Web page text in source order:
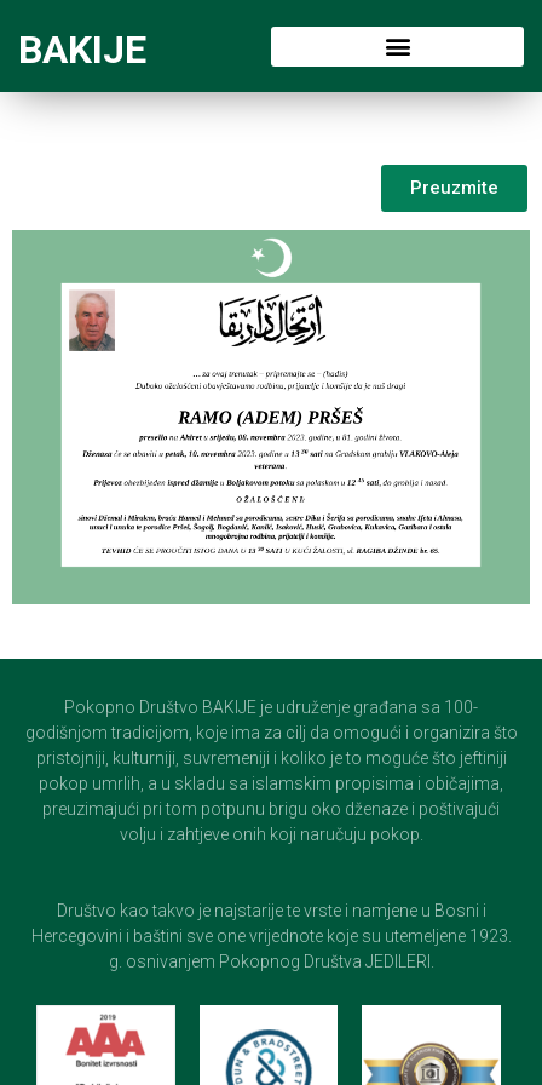
BAKIJE
Preuzmite
Pokopno Društvo BAKIJE je udruženje građana sa 100-
godišnjom tradicijom, koje ima za cilj da omogući i organizira što
pristojniji, kulturniji, suvremeniji i koliko je to moguće što jeftiniji
pokop umrlih, a u skladu sa islamskim propisima i običajima,
preuzimajući pri tom potpunu brigu oko dženaze i poštivajući
volju i zahtjeve onih koji naručuju pokop.
Društvo kao takvo je najstarije te vrste i namjene u Bosni i
Hercegovini i baštini sve one vrijednote koje su utemeljene 1923.
g. osnivanjem Pokopnog Društva JEDILERI.